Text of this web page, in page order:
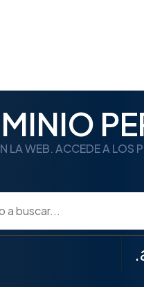
LA WEB. ACCEDE A LOS